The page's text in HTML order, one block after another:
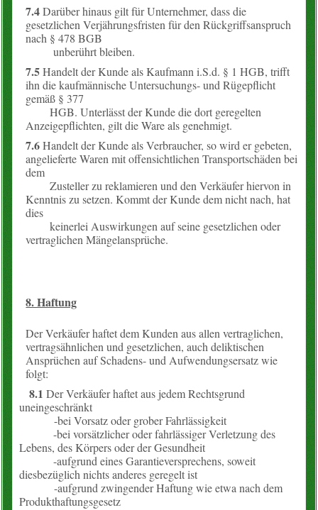
7.4Darüber hinaus gilt für Unternehmer, dass die
gesetzlichen Verjährungsfristen für den Rückgriffsanspruch
nach § 478 BGB
unberührt bleiben.
7.5Handelt der Kunde als Kaufmann i.S.d. § 1 HGB, trifft
ihn die kaufmännische Untersuchungs- und Rügepflicht
gemäß § 377
HGB. Unterlässt der Kunde die dort geregelten
Anzeigepflichten, gilt die Ware als genehmigt.
7.6Handelt der Kunde als Verbraucher, so wird er gebeten,
angelieferte Waren mit offensichtlichen Transportschäden bei
dem
Zusteller zu reklamieren und den Verkäufer hiervon in
Kenntnis zu setzen. Kommt der Kunde dem nicht nach, hat
dies
keinerlei Auswirkungen auf seine gesetzlichen oder
vertraglichen Mängelansprüche.
8. Haftung
Der Verkäufer haftet dem Kunden aus allen vertraglichen,
vertragsähnlichen und gesetzlichen, auch deliktischen
Ansprüchen auf Schadens- und Aufwendungsersatz wie
folgt:
8.1 Der Verkäufer haftet aus jedem Rechtsgrund
uneingeschränkt
-bei Vorsatz oder grober Fahrlässigkeit
-bei vorsätzlicher oder fahrlässiger Verletzung des
Lebens, des Körpers oder der Gesundheit
-aufgrund eines Garantieversprechens, soweit
diesbezüglich nichts anderes geregelt ist
-aufgrund zwingender Haftung wie etwa nach dem
Produkthaftungsgesetz